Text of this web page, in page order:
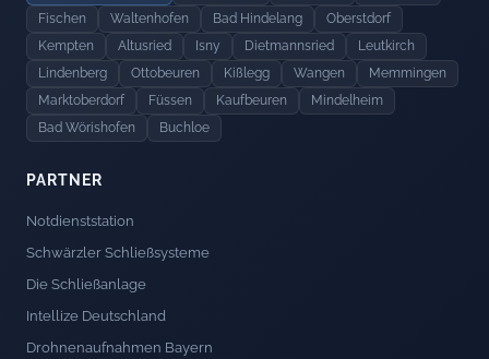
Fischen
Waltenhofen Bad Hindelang
Oberstdorf
Kempten
Altusried Isny Dietmannsried
Leutkirch
Lindenberg
Ottobeuren Kißlegg Wangen
Memmingen
Marktoberdorf
Füssen Kaufbeuren
Mindelheim
Bad Wörishofen
Buchloe
PARTNER
Notdienststation
Schwärzler Schließsysteme
Die Schließanlage
Intellize Deutschland
Drohnenaufnahmen Bayern